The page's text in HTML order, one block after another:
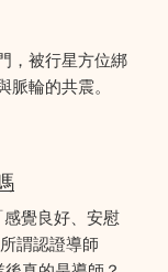
，被行星方位綁
輪的共震。
覺良好、安慰
謂認證導師